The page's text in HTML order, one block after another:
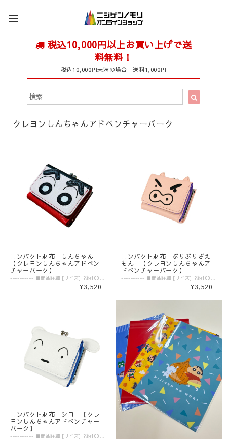
税込10,000円以上お買い上げで送
料無料！
税込10,000円未満の場合 送料1,000円
クレヨンしんちゃんアドベンチャーパーク
コンパクト財布 しんちゃん
【クレヨンしんちゃんアドベン
チャーパーク】
---------- ■商品詳細 [サイズ] ?約100mm×100mm×30mm [素材] ?PU合皮 ---------- ▼ご購入前にご確認ください。▼ ‾‾‾‾‾‾‾‾‾‾‾‾‾‾‾ 〈発送目安〉 ご注文日より5日〜10日 （コンビニ決済/銀行振込の場合はご入金の確認日から5〜10日程度が発送目安となります） ※発送目安の期間内における発送日の個別のお問い合わせにはお応え致しかねます。 ※異なる注文IDの商品を一括で梱包・発送することは対応いたしかねます。ご了承ください。 ※配送業者のご指定は受けたまわっておりません。 ※配送日時のご希望に関しましては可能な範囲で対応させていただきます。ご注文状況に応じて対応ができない場合もごさいますので予めご了承ください。 ご注文時の備考欄に「日付指定希望」「ご希望の日時」をご記載ください。 ※商品発送後の住所変更は行っておりません。ご自身配送業者へご連絡をお願いいたします。 ※プレゼント梱包やラッピングは行っておりません。 〈注意事項〉 ※表示価格は税込みです。 ※商品画像はイメージです。実際の商品の色・デザインとは異なる場合がございます。 ※商品価格・デザイン・仕様・発送日など諸般の事情により、予告なく変更・延期・中止する場合がございます。 ※ご注文後、お客様のご都合によるキャンセル・交換はお受けいたしかねます。 ※在庫に関するお問い合わせ（現在の在庫数や入荷予定等）にはご対応いたしかねます。 ※商品のお届け先は日本国内のみです。 ※商品の第三者への転売やオークションでの出品・転売を固く禁止致します。転売等のトラブルに関しては、一切責任は負いかねます。 〈商品返品・交換について〉 ※不良品・ご注文商品と異なる商品が届いた場合は、商品到着後7日以内に、「お問い合わせフォーム」よりご連絡下さい。 弊社基準による良品、又は代替品との交換、在庫切れ等弊社が応じられない場合は、相当金額を返金いたします。返送、再送にかかる送料は、弊社が負担いたします。 ※原則として、お客様のご都合による購入商品の返品・交換はお受けできません。 ※初期不良に伴う交換は原則未使用に限り、商品ご到着から7日までとさせていただきます。また、ご到着後7日以内であっても、使用感の認められる商品についての交換はできかねます。ブラインド商品など、開封しないと状態がわからない商品に関しては、画像をお送りいただき判断させていただきます。 ※大量生産による若干の個体差（製品イメージを大きく損なわない程度の塗装ムラ・微細なキズ・縫製など）に関しましては交換対象外となります。 ※外袋、外箱につきましては、商品の梱包材となりますため、本体に影響を及ぼすような凹み、破損を除き、汚れや傷などでの交換は出来かねます。 ※交換対応につきましては、お客様の主観では無く、弊社にて不良の判断を行なうものであることをご理解ください。
¥3,520
コンパクト財布 ぶりぶりざえ
もん 【クレヨンしんちゃんア
ドベンチャーパーク】
---------- ■商品詳細 [サイズ] ?約100mm×100mm×30mm [素材] ?PU合皮 ---------- ▼ご購入前にご確認ください。▼ ‾‾‾‾‾‾‾‾‾‾‾‾‾‾‾ 〈発送目安〉 ご注文日より5日〜10日 （コンビニ決済/銀行振込の場合はご入金の確認日から5〜10日程度が発送目安となります） ※発送目安の期間内における発送日の個別のお問い合わせにはお応え致しかねます。 ※異なる注文IDの商品を一括で梱包・発送することは対応いたしかねます。ご了承ください。 ※配送業者のご指定は受けたまわっておりません。 ※配送日時のご希望に関しましては可能な範囲で対応させていただきます。ご注文状況に応じて対応ができない場合もごさいますので予めご了承ください。 ご注文時の備考欄に「日付指定希望」「ご希望の日時」をご記載ください。 ※商品発送後の住所変更は行っておりません。ご自身配送業者へご連絡をお願いいたします。 ※プレゼント梱包やラッピングは行っておりません。 〈注意事項〉 ※表示価格は税込みです。 ※商品画像はイメージです。実際の商品の色・デザインとは異なる場合がございます。 ※商品価格・デザイン・仕様・発送日など諸般の事情により、予告なく変更・延期・中止する場合がございます。 ※ご注文後、お客様のご都合によるキャンセル・交換はお受けいたしかねます。 ※在庫に関するお問い合わせ（現在の在庫数や入荷予定等）にはご対応いたしかねます。 ※商品のお届け先は日本国内のみです。 ※商品の第三者への転売やオークションでの出品・転売を固く禁止致します。転売等のトラブルに関しては、一切責任は負いかねます。 〈商品返品・交換について〉 ※不良品・ご注文商品と異なる商品が届いた場合は、商品到着後7日以内に、「お問い合わせフォーム」よりご連絡下さい。 弊社基準による良品、又は代替品との交換、在庫切れ等弊社が応じられない場合は、相当金額を返金いたします。返送、再送にかかる送料は、弊社が負担いたします。 ※原則として、お客様のご都合による購入商品の返品・交換はお受けできません。 ※初期不良に伴う交換は原則未使用に限り、商品ご到着から7日までとさせていただきます。また、ご到着後7日以内であっても、使用感の認められる商品についての交換はできかねます。ブラインド商品など、開封しないと状態がわからない商品に関しては、画像をお送りいただき判断させていただきます。 ※大量生産による若干の個体差（製品イメージを大きく損なわない程度の塗装ムラ・微細なキズ・縫製など）に関しましては交換対象外となります。 ※外袋、外箱につきましては、商品の梱包材となりますため、本体に影響を及ぼすような凹み、破損を除き、汚れや傷などでの交換は出来かねます。 ※交換対応につきましては、お客様の主観では無く、弊社にて不良の判断を行なうものであることをご理解ください。
¥3,520
コンパクト財布 シロ 【クレ
ヨンしんちゃんアドベンチャー
パーク】
---------- ■商品詳細 [サイズ] ?約100mm×100mm×30mm [素材] ?PU合皮 ---------- ▼ご購入前にご確認ください。▼ ‾‾‾‾‾‾‾‾‾‾‾‾‾‾‾ 〈発送目安〉 ご注文日より5日〜10日 （コンビニ決済/銀行振込の場合はご入金の確認日から5〜10日程度が発送目安となります） ※発送目安の期間内における発送日の個別のお問い合わせにはお応え致しかねます。 ※異なる注文IDの商品を一括で梱包・発送することは対応いたしかねます。ご了承ください。 ※配送業者のご指定は受けたまわっておりません。 ※配送日時のご希望に関しましては可能な範囲で対応させていただきます。ご注文状況に応じて対応ができない場合もごさいますので予めご了承ください。 ご注文時の備考欄に「日付指定希望」「ご希望の日時」をご記載ください。 ※商品発送後の住所変更は行っておりません。ご自身配送業者へご連絡をお願いいたします。 ※プレゼント梱包やラッピングは行っておりません。 〈注意事項〉 ※表示価格は税込みです。 ※商品画像はイメージです。実際の商品の色・デザインとは異なる場合がございます。 ※商品価格・デザイン・仕様・発送日など諸般の事情により、予告なく変更・延期・中止する場合がございます。 ※ご注文後、お客様のご都合によるキャンセル・交換はお受けいたしかねます。 ※在庫に関するお問い合わせ（現在の在庫数や入荷予定等）にはご対応いたしかねます。 ※商品のお届け先は日本国内のみです。 ※商品の第三者への転売やオークションでの出品・転売を固く禁止致します。転売等のトラブルに関しては、一切責任は負いかねます。 〈商品返品・交換について〉 ※不良品・ご注文商品と異なる商品が届いた場合は、商品到着後7日以内に、「お問い合わせフォーム」よりご連絡下さい。 弊社基準による良品、又は代替品との交換、在庫切れ等弊社が応じられない場合は、相当金額を返金いたします。返送、再送にかかる送料は、弊社が負担いたします。 ※原則として、お客様のご都合による購入商品の返品・交換はお受けできません。 ※初期不良に伴う交換は原則未使用に限り、商品ご到着から7日までとさせていただきます。また、ご到着後7日以内であっても、使用感の認められる商品についての交換はできかねます。ブラインド商品など、開封しないと状態がわからない商品に関しては、画像をお送りいただき判断させていただきます。 ※大量生産による若干の個体差（製品イメージを大きく損なわない程度の塗装ムラ・微細なキズ・縫製など）に関しましては交換対象外となります。 ※外袋、外箱につきましては、商品の梱包材となりますため、本体に影響を及ぼすような凹み、破損を除き、汚れや傷などでの交換は出来かねます。 ※交換対応につきましては、お客様の主観では無く、弊社にて不良の判断を行なうものであることをご理解ください。